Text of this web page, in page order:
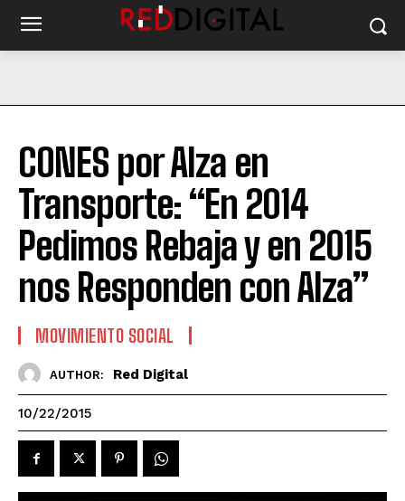
CONES por Alza en
Transporte: “En 2014
Pedimos Rebaja y en 2015
nos Responden con Alza”
MOVIMIENTO SOCIAL
AUTHOR: Red Digital
10/22/2015